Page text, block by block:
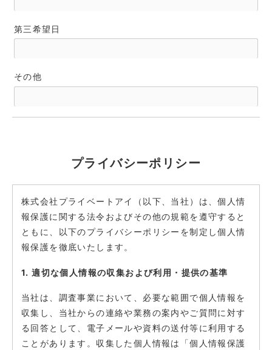
第三希望日
その他
プライバシーポリシー
株式会社プライベートアイ（以下、当社）は、個人情
報保護に関する法令およびその他の規範を遵守すると
ともに、以下のプライバシーポリシーを制定し個人情
報保護を徹底いたします。
1. 適切な個人情報の収集および利用・提供の基準
当社は、調査事業において、必要な範囲で個人情報を
収集し、当社からの連絡や業務の案内やご質問に対す
る回答として、電子メールや資料の送付等に利用する
ことがあります。収集した個人情報は「個人情報保護